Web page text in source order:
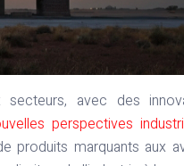
avec des
perspectives
produits marquants aux